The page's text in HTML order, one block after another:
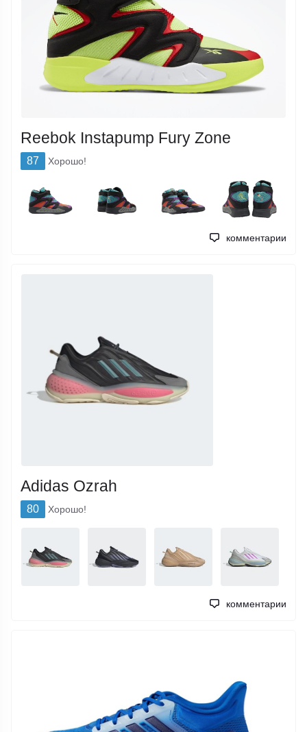
Reebok Instapump Fury Zone
87 Хорошо!
комментарии
Adidas Ozrah
80 Хорошо!
комментарии